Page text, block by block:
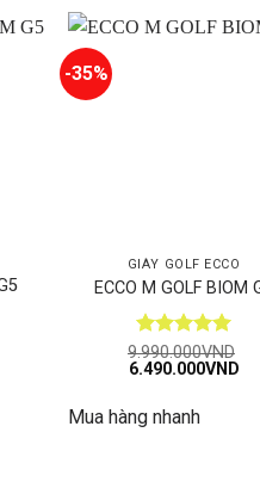
-35%
GIÀY GOLF ECCO
ECCO M GOLF BIOM
Được xếp
hạng55
9.990.000VND
Giá
9.990.000VND.
6.490.000VNDGiá
Mua hàng nhanh